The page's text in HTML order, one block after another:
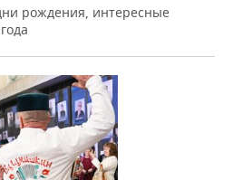
рождения, интересные